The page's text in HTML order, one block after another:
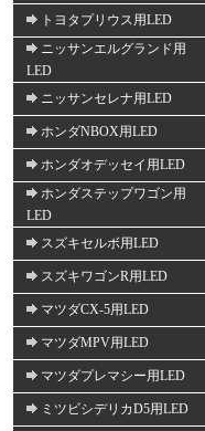
トヨタプリウス用LED
ニッサンエルグランド用
LED
ニッサンセレナ用LED
ホンダNBOX用LED
ホンダオデッセイ用LED
ホンダステップワゴン用
LED
スズキセルボ用LED
スズキワゴンR用LED
マツダCX-5用LED
マツダMPV用LED
マツダプレマシー用LED
ミツビシデリカD5用LED